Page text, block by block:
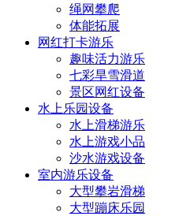
绳网攀爬
体能拓展
网红打卡游乐
趣味活力游乐
七彩旱雪滑道
景区网红设备
水上乐园设备
水上滑梯游乐
水上游戏小品
沙水游戏设备
室内游乐设备
大型攀岩滑梯
大型蹦床乐园